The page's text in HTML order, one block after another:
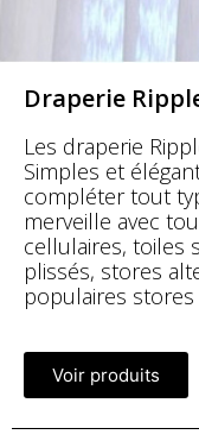
Draperie
Les draperie
Simples et
compléter tout
merveille avec
cellulaires, toiles
plissés, stores
populaires stores
Voir produits